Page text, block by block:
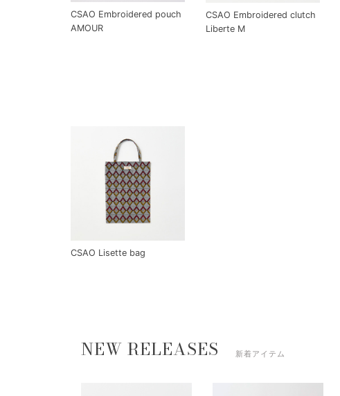
CSAO Embroidered pouch
AMOUR
CSAO Embroidered clutch
Liberte M
CSAO Lisette bag
NEW RELEASES 新着アイテム